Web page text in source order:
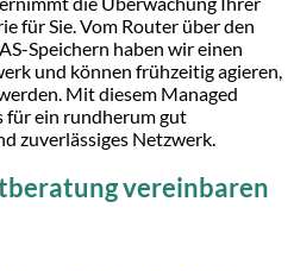
für Sie. Vom Router über den
Speichern haben wir einen
und können frühzeitig agieren,
Mit diesem Managed
für ein rundherum gut
zuverlässiges Netzwerk.
vereinbaren